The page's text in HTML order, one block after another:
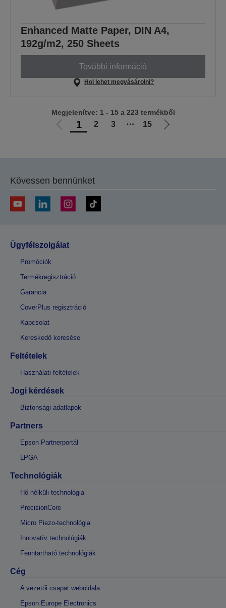
Enhanced Matte Paper, DIN A4,
192g/m2, 250 Sheets
További információ
Hol lehet megvásárolni?
Előző
1 2 3 ⋯ 15
Következő
Megjelenítve: 1 - 15 a 223 termékből
Kövessen bennünket
Ügyfélszolgálat
Promóciók
Termékregisztráció
Garancia
CoverPlus regisztráció
Kapcsolat
Kereskedő keresése
Feltételek
Használati feltételek
Jogi kérdések
Biztonsági adatlapok
Partners
Epson Partnerportál
LPGA
Technológiák
Hő nélküli technológia
PrecisionCore
Micro Piezo-technológia
Innovatív technológiák
Fenntartható technológiák
Cég
A vezetői csapat weboldala
Epson Europe Electronics